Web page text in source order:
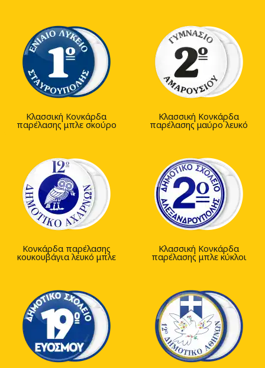
Κλασσική Κονκάρδα
παρέλασης μπλε σκούρο
Kλασσική Κονκάρδα
παρέλασης μαύρο λευκό
Κονκάρδα παρέλασης
κουκουβάγια λευκό μπλε
Κλασσική Κονκάρδα
παρέλασης μπλε κύκλοι